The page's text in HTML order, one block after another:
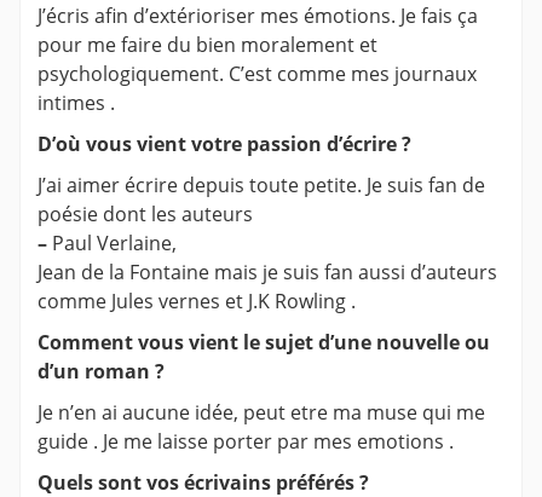
J’écris afin d’extérioriser mes émotions. Je fais ça
pour me faire du bien moralement et
psychologiquement. C’est comme mes journaux
intimes .
D’où vous vient votre passion d’écrire ?
J’ai aimer écrire depuis toute petite. Je suis fan de
poésie dont les auteurs
– Paul Verlaine,
Jean de la Fontaine mais je suis fan aussi d’auteurs
comme Jules vernes et J.K Rowling .
Comment vous vient le sujet d’une nouvelle ou
d’un roman ?
Je n’en ai aucune idée, peut etre ma muse qui me
guide . Je me laisse porter par mes emotions .
Quels sont vos écrivains préférés ?